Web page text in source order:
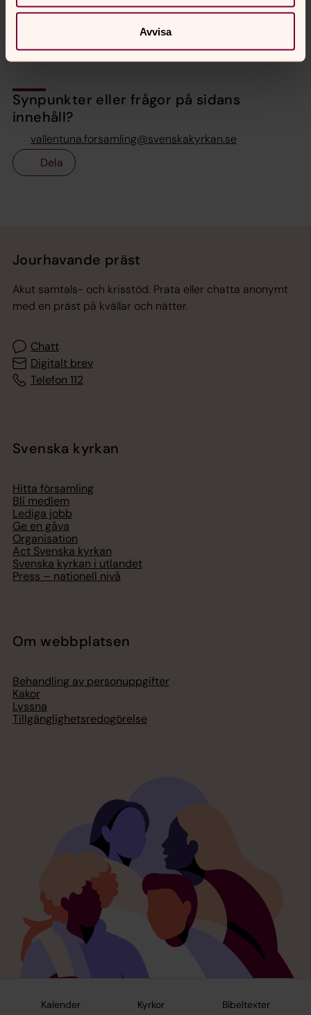
Avvisa
Kalender Kyrkor Bibeltexter
Synpunkter eller frågor på sidans
innehåll?
vallentuna.forsamling@svenskakyrkan.se
Dela
Jourhavande präst
Akut samtals- och krisstöd. Prata eller chatta anonymt
med en präst på kvällar och nätter.
Chatt
Digitalt brev
Telefon 112
Svenska kyrkan
Hitta församling
Bli medlem
Lediga jobb
Ge en gåva
Organisation
Act Svenska kyrkan
Svenska kyrkan i utlandet
Press – nationell nivå
Om webbplatsen
Behandling av personuppgifter
Kakor
Lyssna
Tillgänglighetsredogörelse